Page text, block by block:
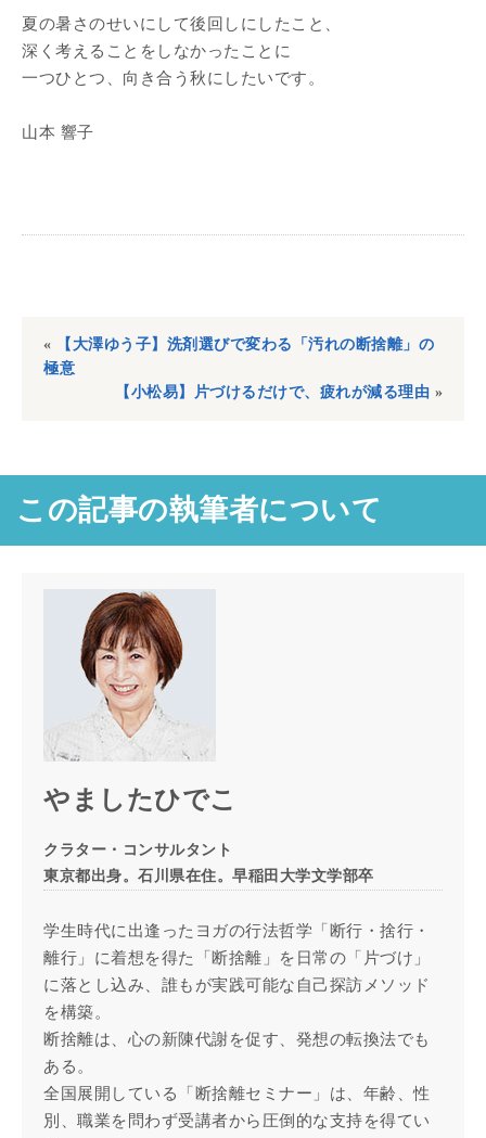
夏の暑さのせいにして後回しにしたこと、
深く考えることをしなかったことに
一つひとつ、向き合う秋にしたいです。
山本 響子
«
【大澤ゆう子】洗剤選びで変わる「汚れの断捨離」の
極意
【小松易】片づけるだけで、疲れが減る理由 »
この記事の執筆者について
やましたひでこ
クラター・コンサルタント
東京都出身。石川県在住。早稲田大学文学部卒
学生時代に出逢ったヨガの行法哲学「断行・捨行・
離行」に着想を得た「断捨離」を日常の「片づけ」
に落とし込み、誰もが実践可能な自己探訪メソッド
を構築。
断捨離は、心の新陳代謝を促す、発想の転換法でも
ある。
全国展開している「断捨離セミナー」は、年齢、性
別、職業を問わず受講者から圧倒的な支持を得てい